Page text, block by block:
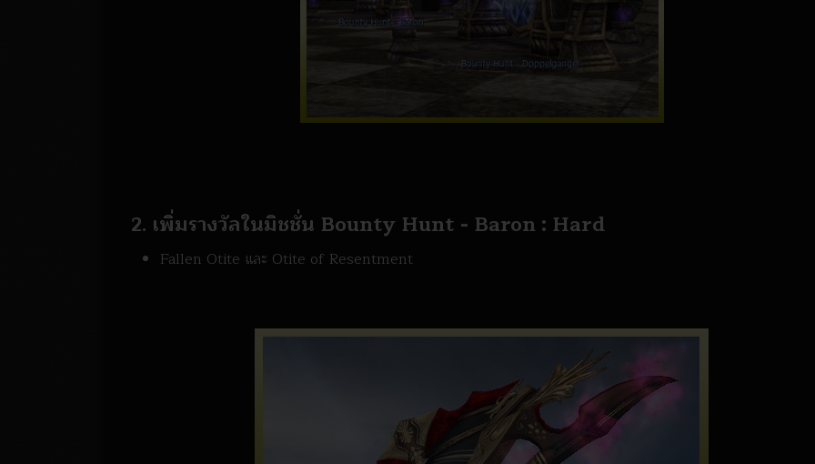
2. เพิ่มรางวัลในมิชชั่น Bounty Hunt - Baron : Hard
Fallen Otite และ Otite of Resentment